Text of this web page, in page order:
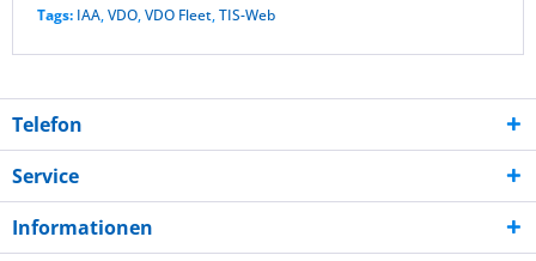
Tags: IAA,VDO,VDO Fleet,TIS-Web
Telefon
Service
Informationen